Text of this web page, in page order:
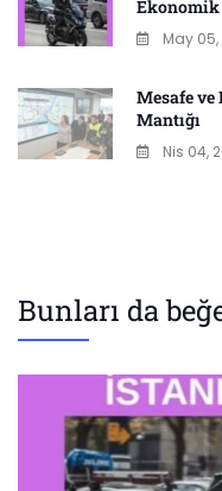
May 05,
Mesafe ve
Mantığı
Nis 04,
Bunları da